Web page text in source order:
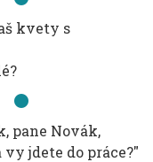
kvety s
pane Novák,
jdete do práce?"